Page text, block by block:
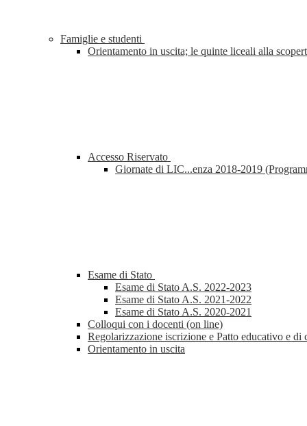
Famiglie e studenti
Orientamento in uscita; le quinte liceali alla
Accesso Riservato
Giornate di LIC...enza 2018-2019
Esame di Stato
Esame di Stato A.S. 2022-2023
Esame di Stato A.S. 2021-2022
Esame di Stato A.S. 2020-2021
Colloqui con i docenti (on line)
Regolarizzazione iscrizione e Patto educativo e di
Orientamento in uscita